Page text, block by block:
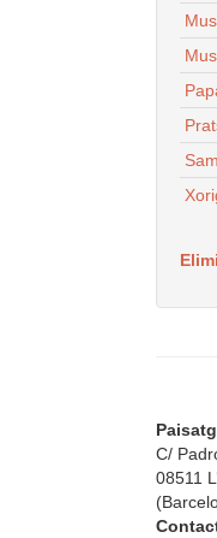
C/
08511